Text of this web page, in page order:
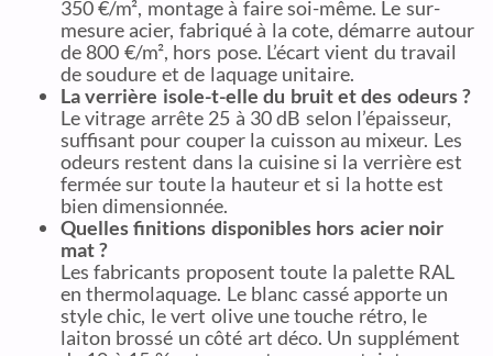
350 €/m², montage à faire soi-même. Le sur-
mesure acier, fabriqué à la cote, démarre autour
de 800 €/m², hors pose. L’écart vient du travail
de soudure et de laquage unitaire.
La verrière isole-t-elle du bruit et des odeurs ?
Le vitrage arrête 25 à 30 dB selon l’épaisseur,
suffisant pour couper la cuisson au mixeur. Les
odeurs restent dans la cuisine si la verrière est
fermée sur toute la hauteur et si la hotte est
bien dimensionnée.
Quelles finitions disponibles hors acier noir
mat ?
Les fabricants proposent toute la palette RAL
en thermolaquage. Le blanc cassé apporte un
style chic, le vert olive une touche rétro, le
laiton brossé un côté art déco. Un supplément